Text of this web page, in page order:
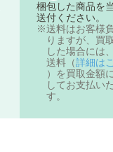
梱包した商品を
送付ください。
送料はお客様
りますが、買
した場合には
送料（詳細は
）を買取金額
してお支払い
す。